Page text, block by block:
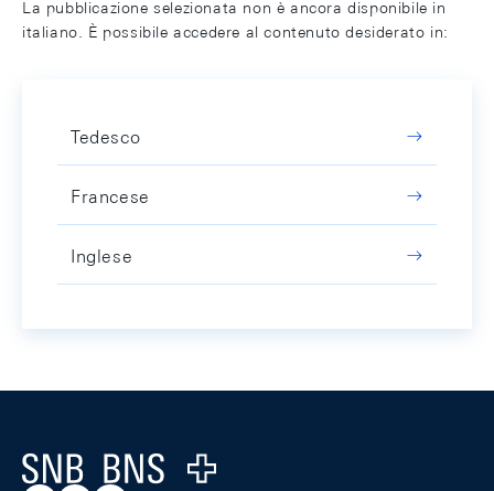
La pubblicazione selezionata non è ancora disponibile in
italiano. È possibile accedere al contenuto desiderato in:
Tedesco
Francese
Inglese
Logo